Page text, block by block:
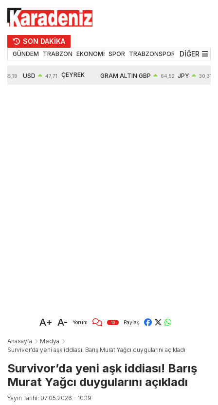
SON DAKİKA
GÜNDEM TRABZON EKONOMİ SPOR TRABZONSPOR TEKNOLOJİ
DİĞER
55,19 USD 47,71 ÇEYREK GRAM ALTIN GBP 64,52 JPY 30,31
A+ A- Yorum 10 Paylaş
Anasayfa
Medya
Survivor’da yeni aşk iddiası! Barış Murat Yağcı duygularını açıkladı
Survivor’da yeni aşk iddiası! Barış
Murat Yağcı duygularını açıkladı
Yayın Tarihi: 07.05.2026 - 10:19